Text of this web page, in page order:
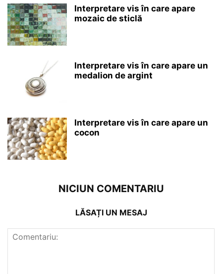
Interpretare vis în care apare
mozaic de sticlă
Interpretare vis în care apare un
medalion de argint
Interpretare vis în care apare un
cocon
NICIUN COMENTARIU
LĂSAȚI UN MESAJ